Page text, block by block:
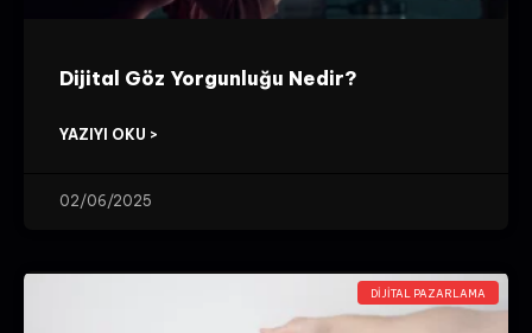
Dijital Göz Yorgunluğu Nedir?
YAZIYI OKU >
02/06/2025
DIJITAL PAZARLAMA